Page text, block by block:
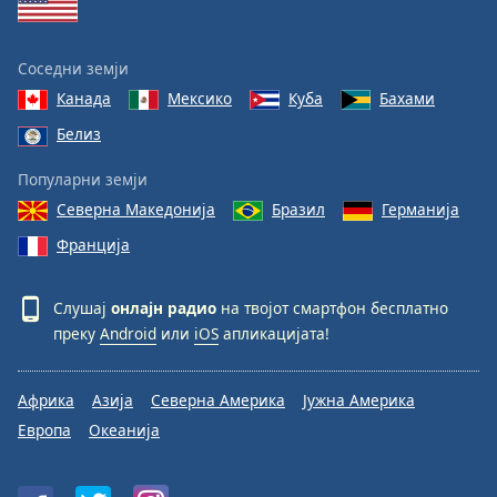
Соседни земји
Канада
Мексико Куба
Бахами
Белиз
Популарни земји
Северна Македонија
Бразил
Германија
Франција
Слушај онлајн радио на твојот смартфон бесплатно
преку Android или iOS апликацијата!
Африка Азија Северна Америка
Јужна Америка
Европа
Океанија